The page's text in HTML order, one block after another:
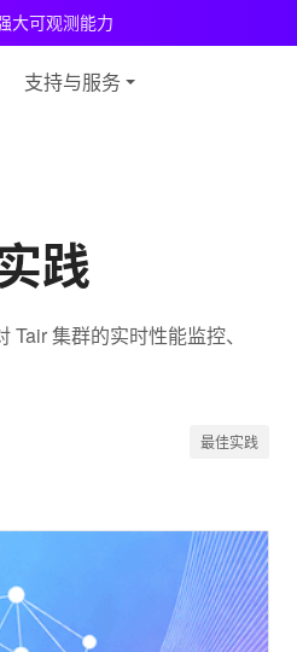
大可观测能力
支持与服务
践
集群的实时性能监控、
最佳实践